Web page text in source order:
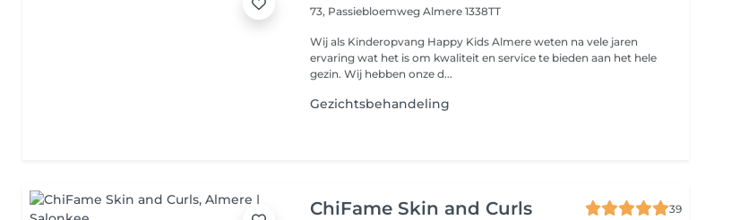
73, PassiebloemwegAlmere 1338TT
Wij als Kinderopvang Happy Kids Almere weten na vele jaren
ervaring wat het is om kwaliteit en service te bieden aan het hele
gezin. Wij hebben onze d...
Gezichtsbehandeling
ChiFame Skin and Curls
39